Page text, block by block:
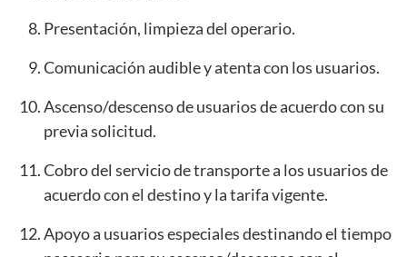
Presentación, limpieza del operario.
Comunicación audible y atenta con los usuarios.
Ascenso/descenso de usuarios de acuerdo con su
previa solicitud.
Cobro del servicio de transporte a los usuarios de
acuerdo con el destino y la tarifa vigente.
Apoyo a usuarios especiales destinando el tiempo